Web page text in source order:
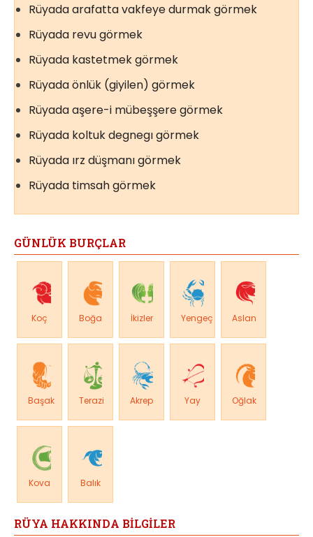
Rüyada arafatta vakfeye durmak görmek
Rüyada revu görmek
Rüyada kastetmek görmek
Rüyada önlük (giyilen) görmek
Rüyada aşere-i mübeşşere görmek
Rüyada koltuk degnegı görmek
Rüyada ırz düşmanı görmek
Rüyada timsah görmek
GÜNLÜK BURÇLAR
Koç Boğa İkizler Yengeç Aslan
Başak Terazi Akrep Yay Oğlak
Kova Balık
RÜYA HAKKINDA BİLGİLER